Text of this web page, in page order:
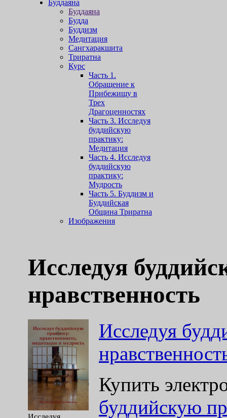
Буддаяна
Буддаяна
Будда
Буддизм
Медитация
Сангхаракшита
Триратна
Курс
Часть 1.
Обращение к
Прибежищу в
Трех
Драгоценностях
Часть 3. Исследуя
буддийскую
практику:
Медитация
Часть 4. Исследуя
буддийскую
практику:
Мудрость
Часть 5. Буддизм и
Буддийская
Община Триратна
Изображения
Исследуя
нравственность
Исследуя
Купить
буддийскую